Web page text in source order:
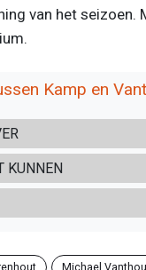
van het seizoen.
Kamp en
KUNNEN
Michael